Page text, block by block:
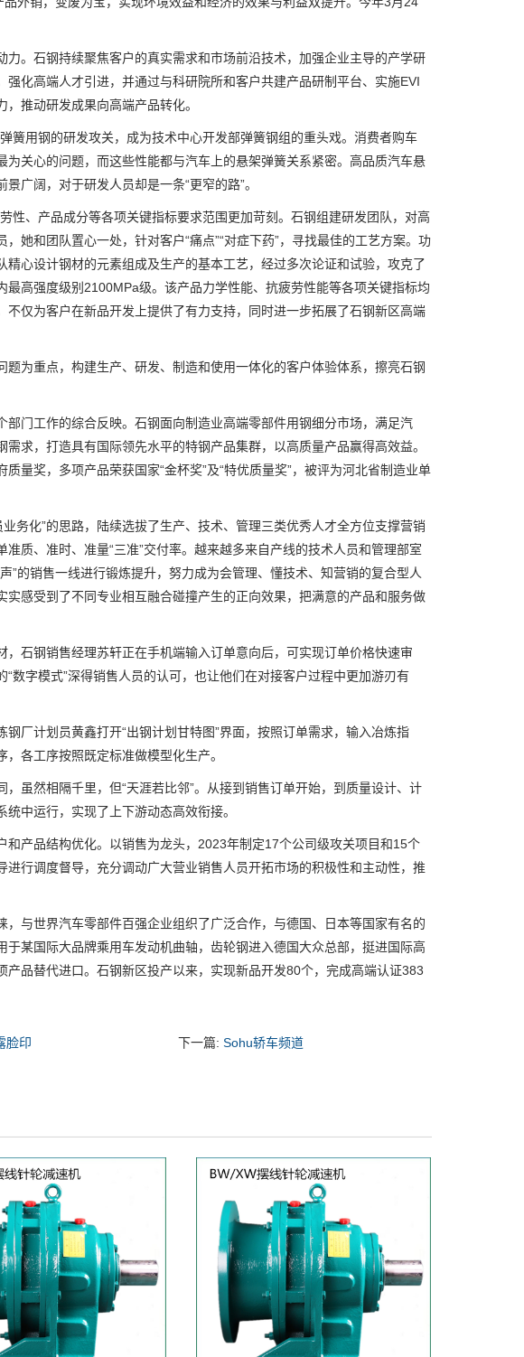
石钢持续聚焦客户的真实需求和市场前沿技术，加强企业主导的产学研
化高端人才引进，并通过与科研院所和客户共建产品研制平台、实施EVI
推动研发成果向高端产品转化。
用钢的研发攻关，成为技术中心开发部弹簧钢组的重头戏。消费者购车
关心的问题，而这些性能都与汽车上的悬架弹簧关系紧密。高品质汽车悬
广阔，对于研发人员却是一条“更窄的路”。
、产品成分等各项关键指标要求范围更加苛刻。石钢组建研发团队，对高
她和团队置心一处，针对客户“痛点”“对症下药”，寻找最佳的工艺方案。功
心设计钢材的元素组成及生产的基本工艺，经过多次论证和试验，攻克了
高强度级别2100MPa级。该产品力学性能、抗疲劳性能等各项关键指标均
仅为客户在新品开发上提供了有力支持，同时进一步拓展了石钢新区高端
重点，构建生产、研发、制造和使用一体化的客户体验体系，擦亮石钢
门工作的综合反映。石钢面向制造业高端零部件用钢细分市场，满足汽
求，打造具有国际领先水平的特钢产品集群，以高质量产品赢得高效益。
量奖，多项产品荣获国家“金杯奖”及“特优质量奖”，被评为河北省制造业单
化”的思路，陆续选拔了生产、技术、管理三类优秀人才全方位支撑营销
质、准时、准量“三准”交付率。越来越多来自产线的技术人员和管理部室
”的销售一线进行锻炼提升，努力成为会管理、懂技术、知营销的复合型人
感受到了不同专业相互融合碰撞产生的正向效果，把满意的产品和服务做
钢销售经理苏轩正在手机端输入订单意向后，可实现订单价格快速审
数字模式”深得销售人员的认可，也让他们在对接客户过程中更加游刃有
计划员黄鑫打开“出钢计划甘特图”界面，按照订单需求，输入冶炼指
各工序按照既定标准做模型化生产。
然相隔千里，但“天涯若比邻”。从接到销售订单开始，到质量设计、计
中运行，实现了上下游动态高效衔接。
产品结构优化。以销售为龙头，2023年制定17个公司级攻关项目和15个
行调度督导，充分调动广大营业销售人员开拓市场的积极性和主动性，推
世界汽车零部件百强企业组织了广泛合作，与德国、日本等国家有名的
某国际大品牌乘用车发动机曲轴，齿轮钢进入德国大众总部，挺进国际高
品替代进口。石钢新区投产以来，实现新品开发80个，完成高端认证383
脸印
下一篇: Sohu轿车频道